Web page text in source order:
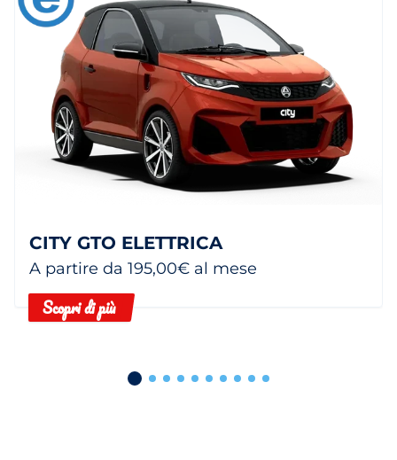
CITY GTO ELETTRICA
A partire da 195,00€ al mese
Scopri di più